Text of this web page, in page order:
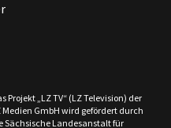
Projekt „LZ TV“ (LZ Television) der
Medien GmbH wird gefördert durch
Sächsische Landesanstalt für